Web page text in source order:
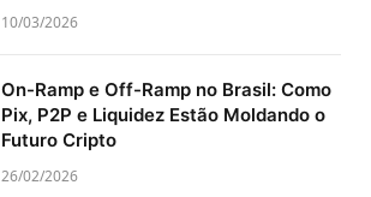
10/03/2026
On-Ramp e Off-Ramp no Brasil: Como
Pix, P2P e Liquidez Estão Moldando o
Futuro Cripto
26/02/2026